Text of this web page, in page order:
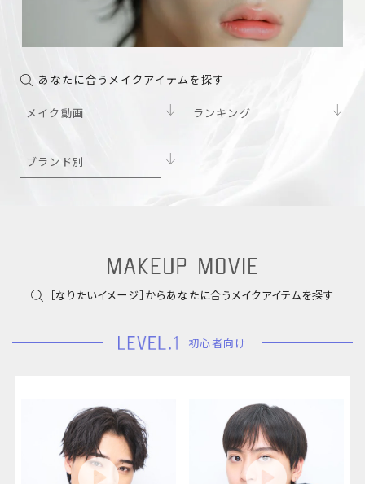
あなたに合うメイクアイテムを探す
メイク動画 ランキング
ブランド別
［なりたいイメージ］からあなたに合うメイクアイテムを探す
初心者向け